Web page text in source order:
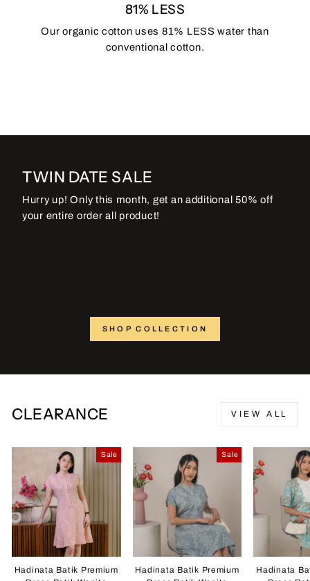
81% LESS
Our organic cotton uses 81% LESS water than
conventional cotton.
TWIN DATE SALE
Hurry up! Only this month, get an additional 50% off
your entire order all product!
SHOP COLLECTION
CLEARANCE VIEW ALL
Sale
Hadinata Batik Premium
Sale
Hadinata Batik Premium
Hadinata